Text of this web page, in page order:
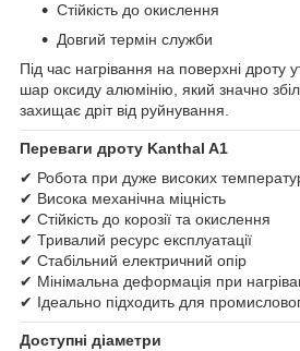
Стійкість до окислення
Довгий термін служби
Під час нагрівання на поверхні дроту
шар оксиду алюмінію, який значно
захищає дріт від руйнування.
Переваги дроту Kanthal A1
✔ Робота при дуже високих
✔ Висока механічна міцність
✔ Стійкість до корозії та окислення
✔ Тривалий ресурс експлуатації
✔ Стабільний електричний опір
✔ Мінімальна деформація при
✔ Ідеально підходить для
Доступні діаметри